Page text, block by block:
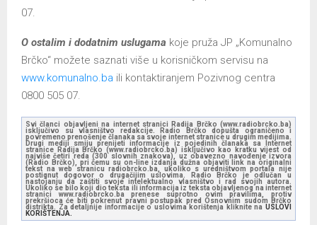
07.
O ostalim i dodatnim uslugama koje pruža JP „Komunalno
Brčko“ možete saznati više u korisničkom servisu na
www.komunalno.ba ili kontaktiranjem Pozivnog centra
0800 505 07.
Svi članci objavljeni na internet stranici Radija Brčko (www.radiobrcko.ba)
isključivo su vlasništvo redakcije. Radio Brčko dopušta ograničeno i
povremeno prenošenje članaka sa svoje internet stranice u drugim medijima.
Drugi mediji smiju prenijeti informacije iz pojedinih članaka sa Internet
stranice Radija Brčko (www.radiobrcko.ba) isključivo kao kratku vijest od
najviše četiri reda (300 slovnih znakova), uz obavezno navođenje izvora
(Radio Brčko), pri čemu su on-line izdanja dužna objaviti link na originalni
tekst na web stranicu radiobrcko.ba, ukoliko s uredništvom portala nije
postignut dogovor o drugačijim uslovima. Radio Brčko je odlučan u
nastojanju da zaštiti svoje intelektualno vlasništvo i rad svojih autora.
Ukoliko se bilo koji dio teksta ili informacija iz teksta objavljenog na internet
stranici www.radiobrcko.ba prenese suprotno ovim pravilima, protiv
prekršioca će biti pokrenut pravni postupak pred Osnovnim sudom Brčko
distrikta. Za detaljnije informacije o uslovima korištenja kliknite na USLOVI
KORIŠTENJA.